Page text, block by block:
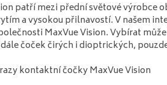
patří mezi přední světové výrobce
a vysokou přilnavostí. V našem
MaxVue Vision. Vybírat
čoček čirých i dioptrických,
kontaktní čočky MaxVue Vision